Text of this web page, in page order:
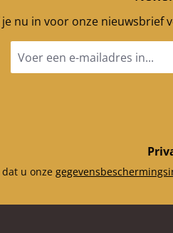
je nu in voor onze
mailadres
u onze